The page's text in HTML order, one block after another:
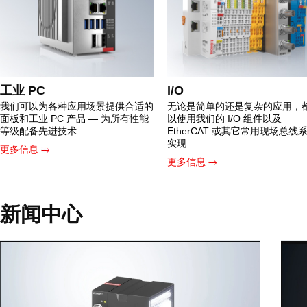
工业 PC
我们可以为各种应用场景提供合适的
面板和工业 PC 产品 — 为所有性能
等级配备先进技术
更多信息
I/O
无论是简单的还是复杂的应用，
以使用我们的 I/O 组件以及
EtherCAT 或其它常用现场总线
实现
更多信息
新闻中心